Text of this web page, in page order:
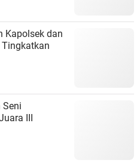
Kapolsek dan
III